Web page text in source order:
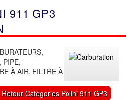
911 GP3
PIPE,
À AIR, FILTRE À
Retour Catégories Polini 911 GP3